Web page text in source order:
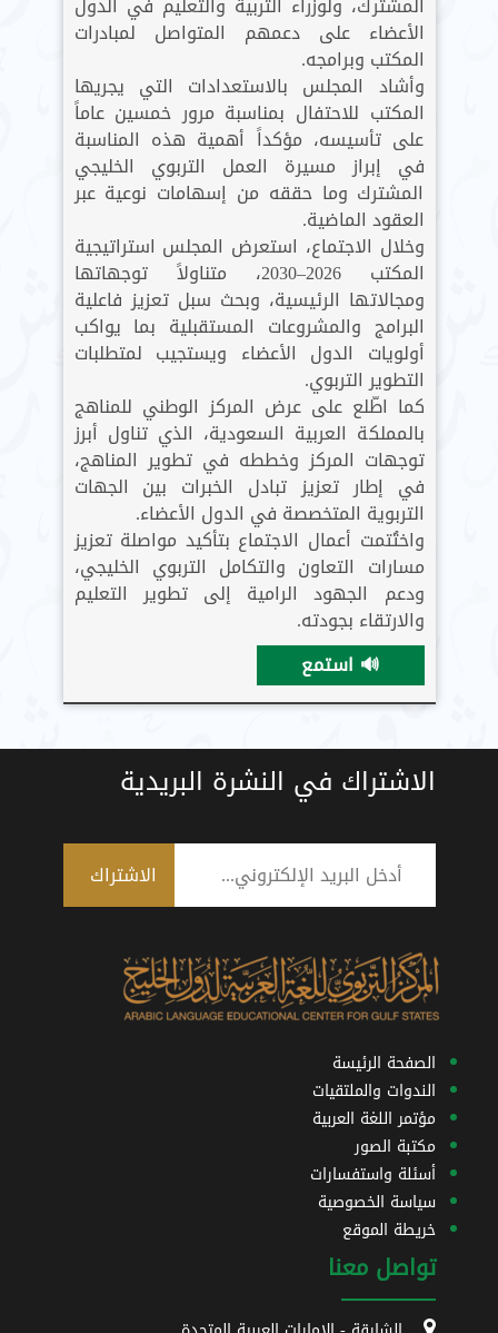
الأعضاء على دعمهم المتواصل لمبادرات
المكتب وبرامجه.
وأشاد المجلس بالاستعدادات التي يجريها
المكتب للاحتفال بمناسبة مرور خمسين عاماً
على تأسيسه، مؤكداً أهمية هذه المناسبة
في إبراز مسيرة العمل التربوي الخليجي
المشترك وما حققه من إسهامات نوعية عبر
العقود الماضية.
وخلال الاجتماع، استعرض المجلس استراتيجية
المكتب 2026–2030، متناولاً توجهاتها
ومجالاتها الرئيسية، وبحث سبل تعزيز فاعلية
البرامج والمشروعات المستقبلية بما يواكب
أولويات الدول الأعضاء ويستجيب لمتطلبات
التطوير التربوي.
كما اطّلع على عرض المركز الوطني للمناهج
بالمملكة العربية السعودية، الذي تناول أبرز
توجهات المركز وخططه في تطوير المناهج،
في إطار تعزيز تبادل الخبرات بين الجهات
التربوية المتخصصة في الدول الأعضاء.
واختُتمت أعمال الاجتماع بتأكيد مواصلة تعزيز
مسارات التعاون والتكامل التربوي الخليجي،
ودعم الجهود الرامية إلى تطوير التعليم
والارتقاء بجودته.
🔊 استمع
الاشتراك في النشرة البريدية
تواصل معنا
الصفحة الرئيسة
الندوات والملتقيات
مؤتمر اللغة العربية
مكتبة الصور
أسئلة واستفسارات
سياسة الخصوصية
خريطة الموقع